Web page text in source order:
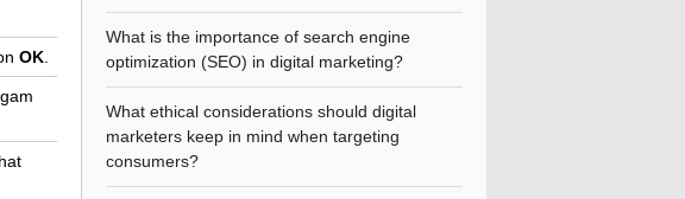
OK
What is the importance of search engine
optimization (SEO) in digital marketing?
What ethical considerations should digital
marketers keep in mind when targeting
consumers?